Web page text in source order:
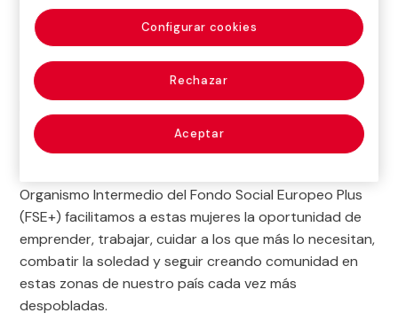
explotación agrícolas están ocupadas por mujeres y
esta presencia disminuye a medida que aumenta el
tamaño de las explotaciones.
En Fundación MAPFRE creemos queel
empoderamiento de las mujeres es esencial para
enfrentar los retos del siglo XXI en el entorno
Organismo Intermedio del Fondo Social Europeo Plus
(FSE+) facilitamos a estas mujeres la oportunidad de
emprender, trabajar, cuidar a los que más lo necesitan,
combatir la soledad y seguir creando comunidad en
estas zonas de nuestro país cada vez más
despobladas.
Rechazar
Aceptar
Configurar cookies